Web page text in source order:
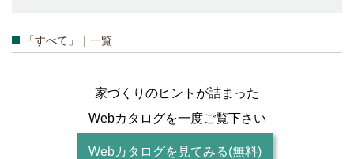
「すべて」｜一覧
家づくりのヒントが詰まった
Webカタログを一度ご覧下さい
Webカタログを見てみる(無料)